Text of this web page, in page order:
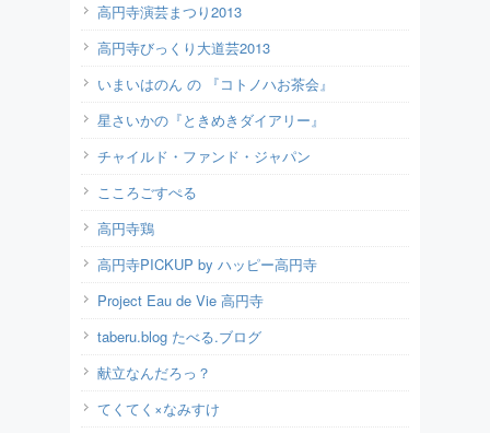
高円寺演芸まつり2013
高円寺びっくり大道芸2013
いまいはのん の 『コトノハお茶会』
星さいかの『ときめきダイアリー』
チャイルド・ファンド・ジャパン
こころごすぺる
高円寺鶏
高円寺PICKUP by ハッピー高円寺
Project Eau de Vie 高円寺
taberu.blog たべる.ブログ
献立なんだろっ？
てくてく×なみすけ